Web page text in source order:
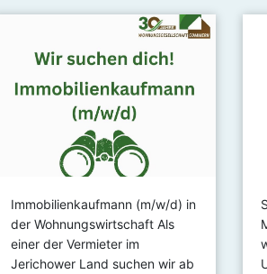
Immobilienkaufmann (m/w/d) in
der Wohnungswirtschaft Als
einer der Vermieter im
Jerichower Land suchen wir ab